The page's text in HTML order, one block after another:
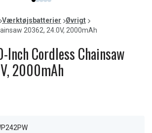
item
0
item
1
item
2
item
3
item
4
Værktøjsbatterier
Øvrigt
20362, 24.0V, 2000mAh
Cordless Chainsaw
2000mAh